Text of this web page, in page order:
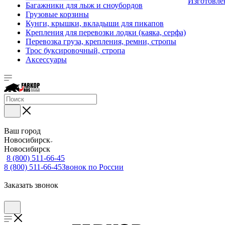
Багажники для лыж и сноубордов
Грузовые корзины
Кунги, крышки, вкладыши для пикапов
Крепления для перевозки лодки (каяка, серфа)
Перевозка груза, крепления, ремни, стропы
Трос буксировочный, стропа
Аксессуары
Ваш город
Новосибирск
Новосибирск
8 (800) 511-66-45
8 (800) 511-66-45Звонок по России
Заказать звонок